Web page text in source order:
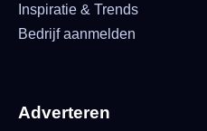
Inspiratie & Trends
Bedrijf aanmelden
Adverteren